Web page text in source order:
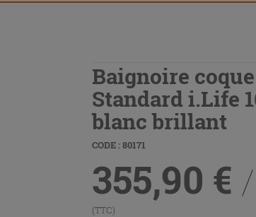
Baignoire
Standard i.Life
blanc brillant
CODE : 80171
355,90 €
(TTC)